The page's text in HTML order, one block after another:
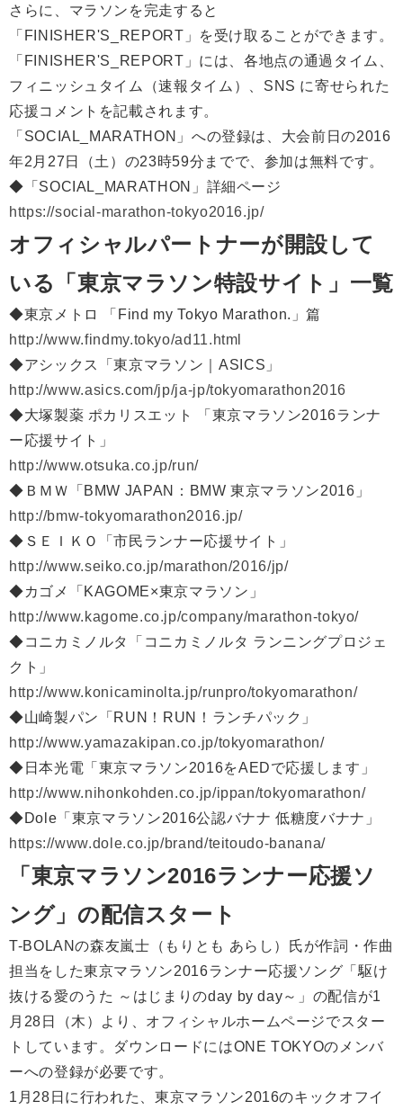
さらに、マラソンを完走すると
「FINISHER'S_REPORT」を受け取ることができます。
「FINISHER'S_REPORT」には、各地点の通過タイム、
フィニッシュタイム（速報タイム）、SNS に寄せられた
応援コメントを記載されます。
「SOCIAL_MARATHON」への登録は、大会前日の2016
年2月27日（土）の23時59分までで、参加は無料です。
◆「SOCIAL_MARATHON」詳細ページ
https://social-marathon-tokyo2016.jp/
オフィシャルパートナーが開設して
いる「東京マラソン特設サイト」一覧
◆東京メトロ 「Find my Tokyo Marathon.」篇
http://www.findmy.tokyo/ad11.html
◆アシックス「東京マラソン｜ASICS」
http://www.asics.com/jp/ja-jp/tokyomarathon2016
◆大塚製薬 ポカリスエット 「東京マラソン2016ランナ
ー応援サイト」
http://www.otsuka.co.jp/run/
◆ＢＭＷ「BMW JAPAN：BMW 東京マラソン2016」
http://bmw-tokyomarathon2016.jp/
◆ＳＥＩＫＯ「市民ランナー応援サイト」
http://www.seiko.co.jp/marathon/2016/jp/
◆カゴメ「KAGOME×東京マラソン」
http://www.kagome.co.jp/company/marathon-tokyo/
◆コニカミノルタ「コニカミノルタ ランニングプロジェ
クト」
http://www.konicaminolta.jp/runpro/tokyomarathon/
◆山崎製パン「RUN！RUN！ランチパック」
http://www.yamazakipan.co.jp/tokyomarathon/
◆日本光電「東京マラソン2016をAEDで応援します」
http://www.nihonkohden.co.jp/ippan/tokyomarathon/
◆Dole「東京マラソン2016公認バナナ 低糖度バナナ」
https://www.dole.co.jp/brand/teitoudo-banana/
「東京マラソン2016ランナー応援ソ
ング」の配信スタート
T-BOLANの森友嵐士（もりとも あらし）氏が作詞・作曲
担当をした東京マラソン2016ランナー応援ソング「駆け
抜ける愛のうた ～はじまりのday by day～」の配信が1
月28日（木）より、オフィシャルホームページでスター
トしています。ダウンロードにはONE TOKYOのメンバ
ーへの登録が必要です。
1月28日に行われた、東京マラソン2016のキックオフイ